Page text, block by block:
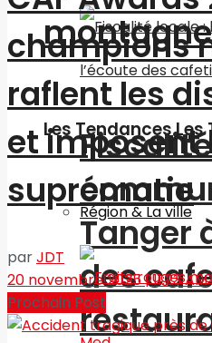
Tanger
des
montagne
Les Tendances Les
Région & La ville
champions
raflent les
et imposent
suprématie
parJDT
20 novembre 2025 | 11:23 AM
Prochain Post